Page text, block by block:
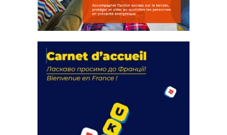
actions
18 septembre 2023
FEUILLETER